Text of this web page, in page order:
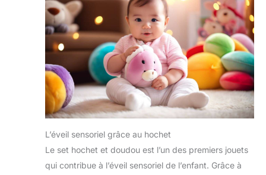
L’éveil sensoriel grâce au hochet
Le set hochet et doudou est l’un des premiers jouets
qui contribue à l’éveil sensoriel de l’enfant. Grâce à